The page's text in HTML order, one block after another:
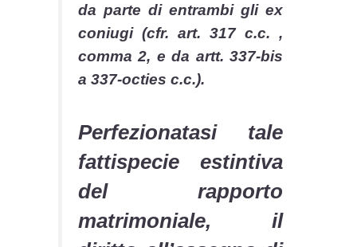
da parte di entrambi gli ex
coniugi (cfr. art. 317 c.c. ,
comma 2, e da artt. 337-bis
a 337-octies c.c.).
Perfezionatasi tale
fattispecie estintiva
del rapporto
matrimoniale, il